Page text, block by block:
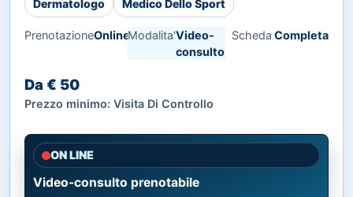
Dermatologo Medico Dello Sport
PrenotazioneOnlineModalita'Video-
consulto
Scheda Completa
Da € 50
Prezzo minimo: Visita Di Controllo
ON LINE
Video-consulto prenotabile